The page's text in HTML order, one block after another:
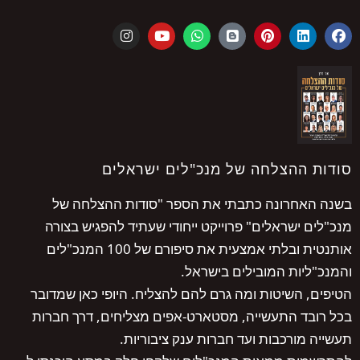
של מנכ"לים ישראלים
כתבתי את הספר "סודות ההצלחה של
פרוייקט ייחודי שעתיד להפגיש בצורה
אותנטית ובלתי אמצעית את סיפורם של 100 המנכ"לים
המובילים בישראל.
ומה גרם להם להצליח. היופי כאן שמדובר
התעשייה, מסטארט-אפים מצליחים, דרך חברות
ועד חברות ענק ציבוריות.